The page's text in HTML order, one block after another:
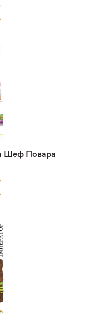
Шеф Повара